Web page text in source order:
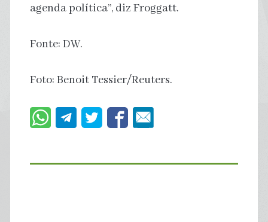
agenda política”, diz Froggatt.
Fonte: DW.
Foto: Benoit Tessier/Reuters.